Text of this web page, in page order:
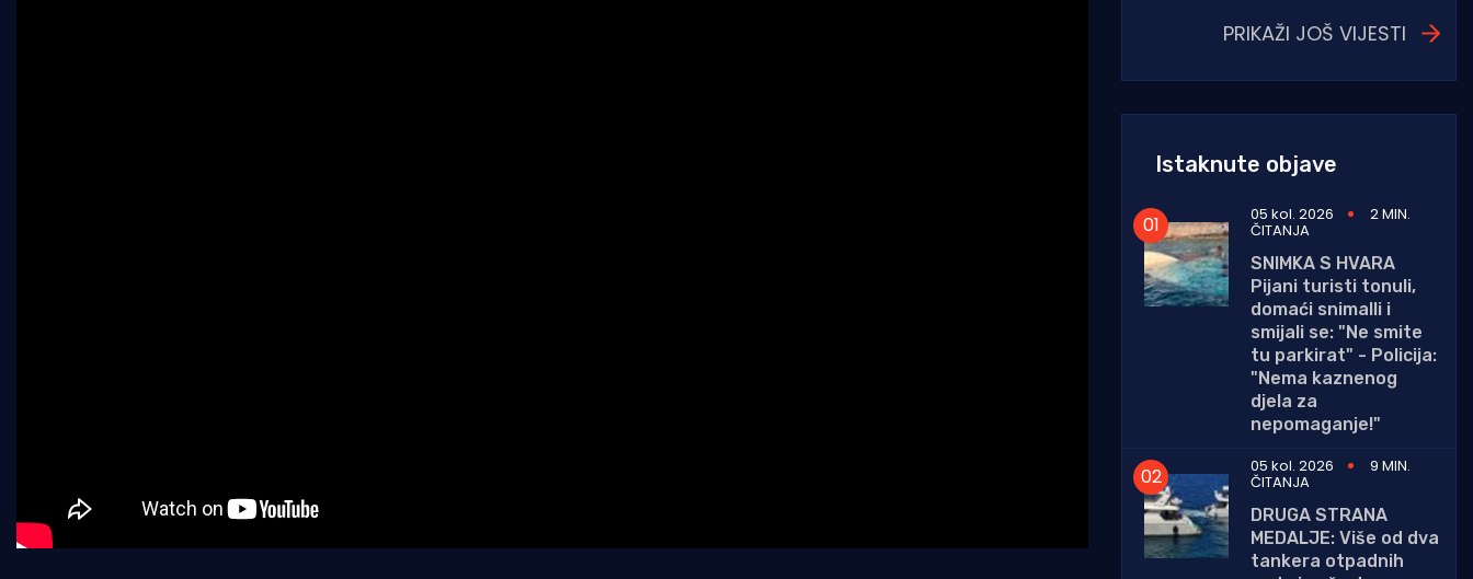
PRIKAŽI JOŠ VIJESTI
Istaknute objave
05 kol. 2026 2 MIN.
ČITANJA
SNIMKA S HVARA
Pijani turisti tonuli,
domaći snimalli i
smijali se: "Ne smite
tu parkirat" - Policija:
"Nema kaznenog
djela za
nepomaganje!"
05 kol. 2026
9 MIN.
ČITANJA
DRUGA STRANA
MEDALJE: Više od dva
tankera otpadnih